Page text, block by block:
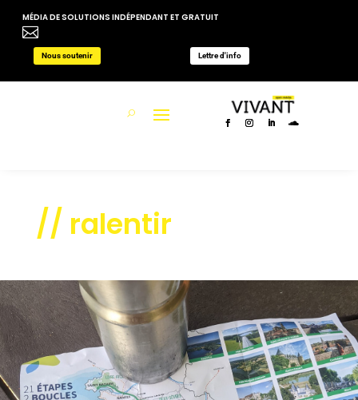
MÉDIA DE SOLUTIONS INDÉPENDANT ET GRATUIT

Nous soutenir Lettre d'info
// ralentir